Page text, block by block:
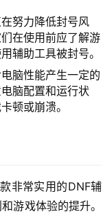
努力降低封号风
在使用前应了解游
辅助工具被封号。
脑性能产生一定的
脑配置和运行状
顿或崩溃。
非常实用的DNF辅
游戏体验的提升。